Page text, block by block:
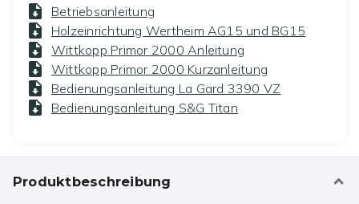
Betriebsanleitung
Holzeinrichtung Wertheim AG15 und BG15
Wittkopp Primor 2000 Anleitung
Wittkopp Primor 2000 Kurzanleitung
Bedienungsanleitung La Gard 3390 VZ
Bedienungsanleitung S&G Titan
Produktbeschreibung